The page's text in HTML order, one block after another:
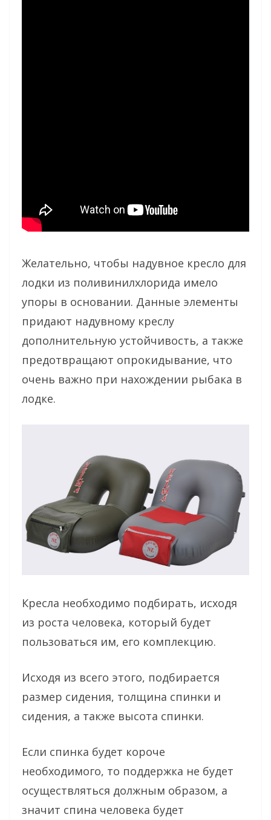
Желательно, чтобы надувное кресло для
лодки из поливинилхлорида имело
упоры в основании. Данные элементы
придают надувному креслу
дополнительную устойчивость, а также
предотвращают опрокидывание, что
очень важно при нахождении рыбака в
лодке.
Кресла необходимо подбирать, исходя
из роста человека, который будет
пользоваться им, его комплекцию.
Исходя из всего этого, подбирается
размер сидения, толщина спинки и
сидения, а также высота спинки.
Если спинка будет короче
необходимого, то поддержка не будет
осуществляться должным образом, а
значит спина человека будет